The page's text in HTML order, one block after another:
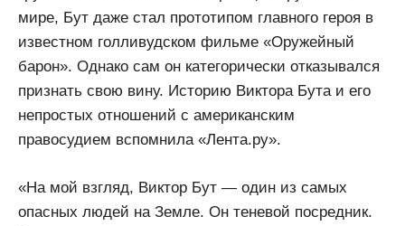
мире, Бут даже стал прототипом главного героя в
известном голливудском фильме «Оружейный
барон». Однако сам он категорически отказывался
признать свою вину. Историю Виктора Бута и его
непростых отношений с американским
правосудием вспомнила «Лента.ру».
«На мой взгляд, Виктор Бут — один из самых
опасных людей на Земле. Он теневой посредник.